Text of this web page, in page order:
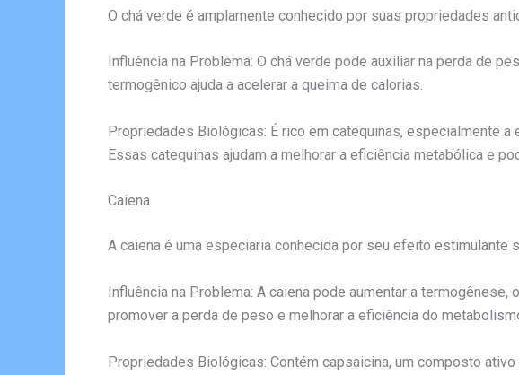
O chá verde é amplamente conhecido por suas propriedades
Influência na Problema: O chá verde pode auxiliar na perda de
termogênico ajuda a acelerar a queima de calorias.
Propriedades Biológicas: É rico em catequinas, especialmente
Essas catequinas ajudam a melhorar a eficiência metabólica e
Caiena
A caiena é uma especiaria conhecida por seu efeito
Influência na Problema: A caiena pode aumentar a
promover a perda de peso e melhorar a eficiência do
Propriedades Biológicas: Contém capsaicina, um composto